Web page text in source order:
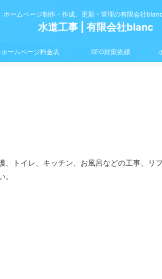
ホームページ制作・作成、更新・管理の有限会社
水道工事 | 有限会社blanc
ホームページ料金表 SEO対策依頼
トイレ、キッチン、お風呂などの工事、リ